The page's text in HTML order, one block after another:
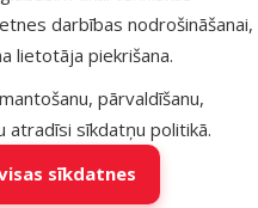
darbības nodrošināšanai,
lietotāja piekrišana.
pārvaldīšanu,
atradīsi sīkdatņu politikā.
sīkdatnes
Pievienot grozam